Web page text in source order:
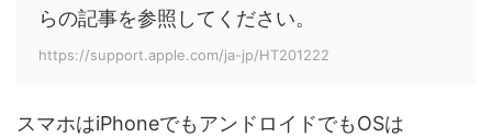
らの記事を参照してください。
https://support.apple.com/ja-jp/HT201222
スマホはiPhoneでもアンドロイドでもOSは